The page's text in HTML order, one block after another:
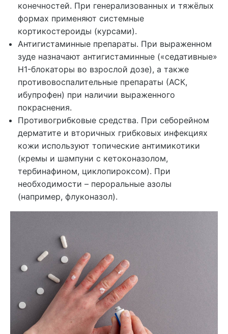
конечностей. При генерализованных и тяжёлых
формах применяют системные
кортикостероиды (курсами).
Антигистаминные препараты. При выраженном
зуде назначают антигистаминные («седативные»
H1-блокаторы во взрослой дозе), а также
противовоспалительные препараты (АСК,
ибупрофен) при наличии выраженного
покраснения.
Противогрибковые средства. При себорейном
дерматите и вторичных грибковых инфекциях
кожи используют топические антимикотики
(кремы и шампуни с кетоконазолом,
тербинафином, циклопироксом). При
необходимости – пероральные азолы
(например, флуконазол).